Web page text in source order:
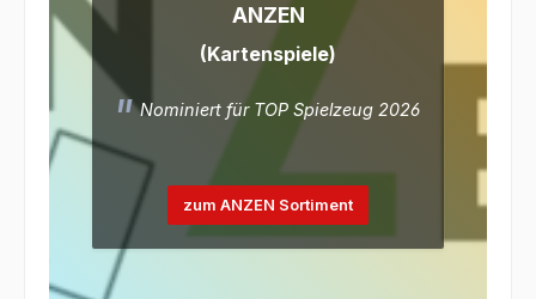
ANZEN
(Kartenspiele)
Nominiert für TOP Spielzeug 2026
zum ANZEN Sortiment